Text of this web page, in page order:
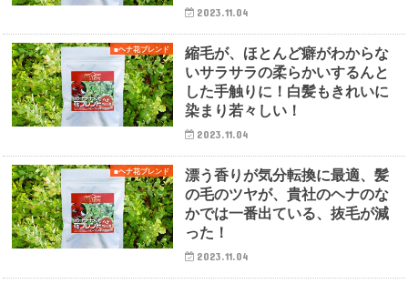
2023.11.04
■ヘナ花ブレンド
縮毛が、ほとんど癖がわからな
いサラサラの柔らかいするんと
した手触りに！白髪もきれいに
染まり若々しい！
2023.11.04
■ヘナ花ブレンド
漂う香りが気分転換に最適、髪
の毛のツヤが、貴社のヘナのな
かでは一番出ている、抜毛が減
った！
2023.11.04